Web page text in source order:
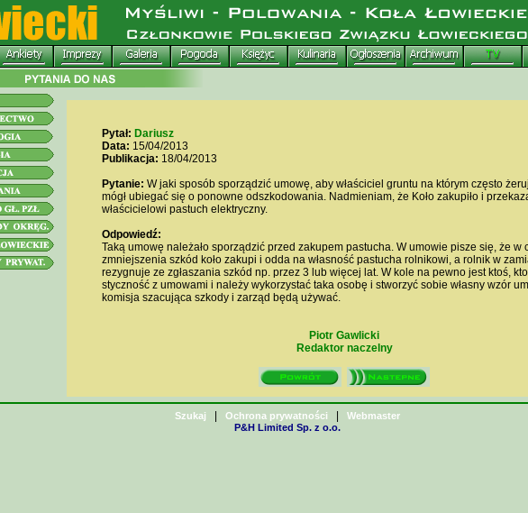
Pytał: Dariusz
Data: 15/04/2013
Publikacja: 18/04/2013
Pytanie: W jaki sposób sporządzić umowę, aby właściciel gruntu na którym często
mógł ubiegać się o ponowne odszkodowania. Nadmieniam, że Koło zakupiło i
właścicielowi pastuch elektryczny.
Odpowiedź:
Taką umowę należało sporządzić przed zakupem pastucha. W umowie pisze się, że w
zmniejszenia szkód koło zakupi i odda na własność pastucha rolnikowi, a rolnik w
rezygnuje ze zgłaszania szkód np. przez 3 lub więcej lat. W kole na pewno jest ktoś,
styczność z umowami i należy wykorzystać taka osobę i stworzyć sobie własny wzór
komisja szacująca szkody i zarząd będą używać.
Piotr Gawlicki
Redaktor naczelny
Szukaj Ochrona prywatności
Webmaster
P&H Limited Sp. z o.o.